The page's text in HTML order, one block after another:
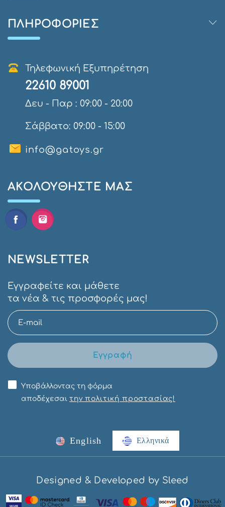
ΠΛΗΡΟΦΟΡΊΕΣ
Τηλεφωνική Εξυπηρέτηση
22610 89001
Δευ - Παρ : 09:00 - 20:00
Σάββατο: 09:00 - 15:00
info@gatoys.gr
AΚΟΛΟΥΘΉΣΤΕ ΜΑΣ
NEWSLETTER
Εγγραφείτε και μάθετε
τα νέα & τις προσφορές μας!
Εγγραφή
Υποβάλλοντας τη φόρμα
αποδέχεσαι την πολιτική προστασίας!
English Ελληνικά
Designed & Developed by Sleed